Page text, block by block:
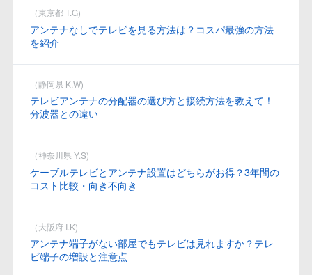
（東京都 T.G)
アンテナなしでテレビを見る方法は？コスパ最強の方法
を紹介
（静岡県 K.W)
テレビアンテナの分配器の選び方と接続方法を教えて！
分波器との違い
（神奈川県 Y.S)
ケーブルテレビとアンテナ設置はどちらがお得？3年間の
コスト比較・向き不向き
（大阪府 I.K)
アンテナ端子がない部屋でもテレビは見れますか？テレ
ビ端子の増設と注意点